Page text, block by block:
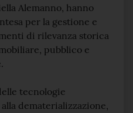
Alemanno, hanno
per la gestione e
di rilevanza storica
pubblico e
tecnologie
dematerializzazione,